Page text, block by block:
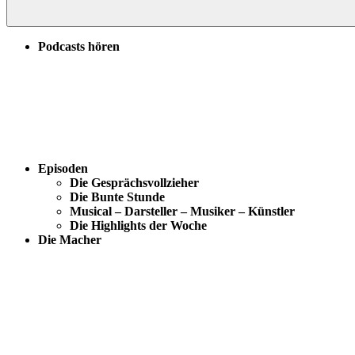
Podcasts hören
Episoden
Die Gesprächsvollzieher
Die Bunte Stunde
Musical – Darsteller – Musiker – Künstler
Die Highlights der Woche
Die Macher